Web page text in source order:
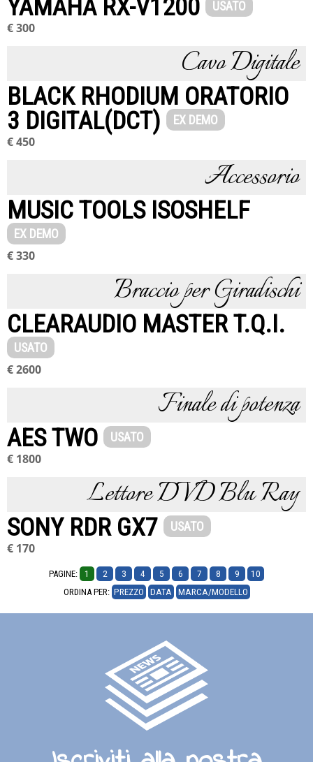
YAMAHA RX-V1200 USATO
€ 300
Cavo Digitale
BLACK RHODIUM ORATORIO
3 DIGITAL(DCT)
EX DEMO
€ 450
Accessorio
MUSIC TOOLS ISOSHELF
EX DEMO
€ 330
Braccio per Giradischi
CLEARAUDIO MASTER T.Q.I.
USATO
€ 2600
Finale di potenza
AES TWO USATO
€ 1800
Lettore DVD Blu Ray
SONY RDR GX7 USATO
€ 170
PAGINE: 1 2 3 4 5 6 7 8 9
10
ORDINA PER: PREZZO DATA MARCA/MODELLO